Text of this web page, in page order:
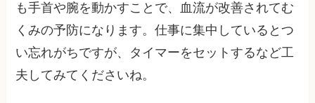
も手首や腕を動かすことで、血流が改善されてむ
くみの予防になります。仕事に集中しているとつ
い忘れがちですが、タイマーをセットするなど工
夫してみてくださいね。